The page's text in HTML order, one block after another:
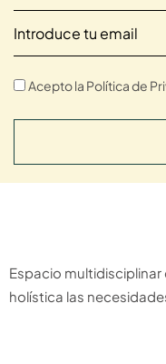
Acepto la Política de
Espacio
holística las